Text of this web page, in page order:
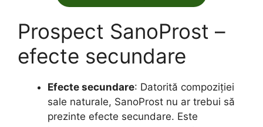
Prospect SanoProst –
efecte secundare
Efecte secundare: Datorită compoziției
sale naturale, SanoProst nu ar trebui să
prezinte efecte secundare. Este